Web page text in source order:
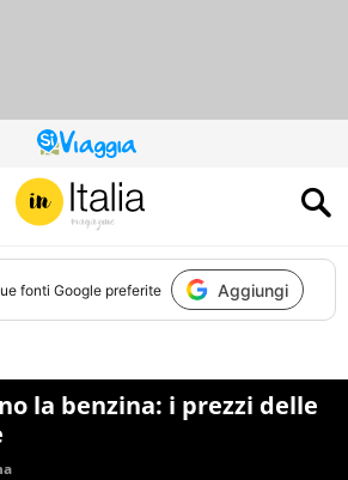
QUESTO
SITO
CONTRIBUISCE
ALL’AUDIENCE
DI
fonti Google preferite Aggiungi
la benzina: i prezzi delle